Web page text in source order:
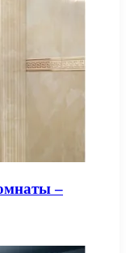
–